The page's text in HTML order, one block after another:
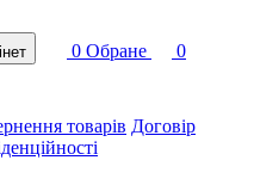
0 Обране
0
товарів Договір